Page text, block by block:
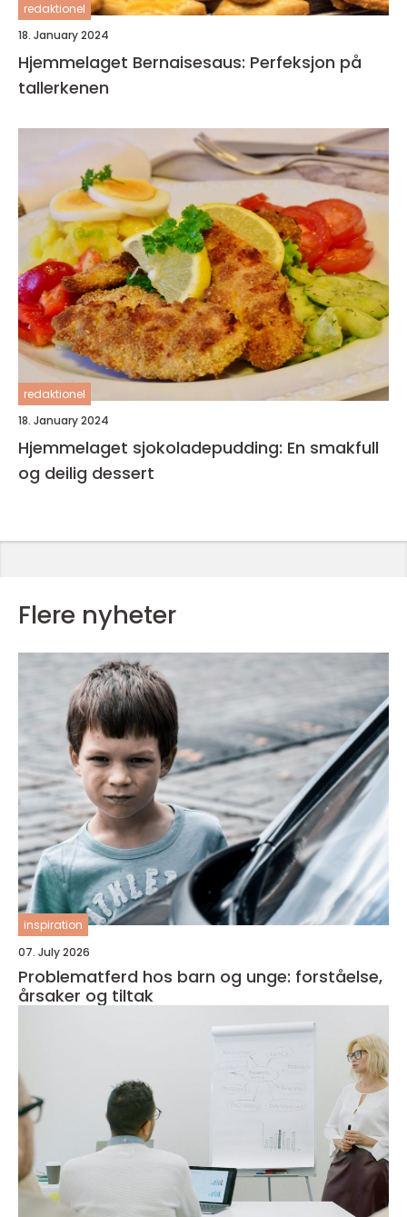
redaktionel
18. January 2024
Hjemmelaget Bernaisesaus: Perfeksjon på
tallerkenen
redaktionel
18. January 2024
Hjemmelaget sjokoladepudding: En smakfull
og deilig dessert
Flere nyheter
inspiration
07. July 2026
Problematferd hos barn og unge: forståelse,
årsaker og tiltak